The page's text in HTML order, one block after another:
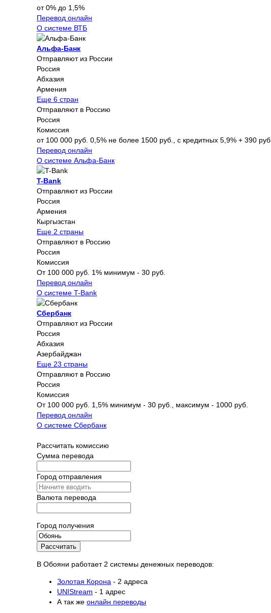
от 0% до 1,5%
Перевод онлайн
О системе ВТБ
Альфа-Банк
Отправляют из России
Россия
Абхазия
Армения
Еще 6 стран
Отправляют в Россию
Россия
Комиссия
от 100 000 руб. 0,5% не более 1500 руб., с кредитных 5,9% + 390 руб.
Перевод онлайн
О системе Альфа-Банк
T-Bank
Отправляют из России
Россия
Армения
Кыргызстан
Еще 2 страны
Отправляют в Россию
Россия
Комиссия
От 100 000 руб. 1% минимум - 30 руб.
Перевод онлайн
О системе T-Bank
Сбербанк
Отправляют из России
Россия
Абхазия
Азербайджан
Еще 23 страны
Отправляют в Россию
Россия
Комиссия
От 100 000 руб. 1,5% минимум - 30 руб., максимум - 1000 руб.
Перевод онлайн
О системе Сбербанк
Рассчитать комиссию
Сумма перевода
Город отправления
Валюта перевода
Город получения
Рассчитать
В Обояни работает 2 системы денежных переводов:
Золотая Корона - 2 адреса
UNIStream - 1 адрес
А так же онлайн переводы